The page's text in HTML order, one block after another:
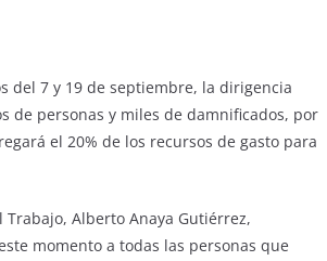
del 7 y 19 de septiembre, la dirigencia
de personas y miles de damnificados, por
el 20% de los recursos de gasto para
Trabajo, Alberto Anaya Gutiérrez,
momento a todas las personas que